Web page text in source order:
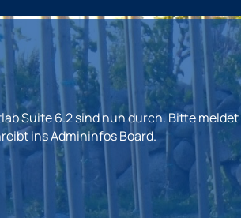
Suite 6.2 sind nun durch. Bitte
ins Admininfos Board.